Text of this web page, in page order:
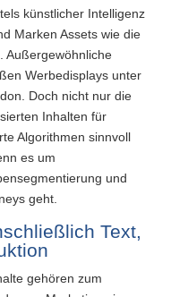
künstlicher Intelligenz
Marken Assets wie die
Außergewöhnliche
Werbedisplays unter
Doch nicht nur die
Inhalten für
Algorithmen sinnvoll
es um
und
geht.
Text,
gehören zum